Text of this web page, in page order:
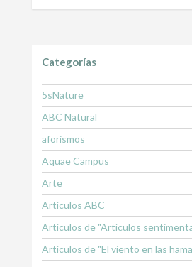
Categorías
5sNature
ABC Natural
aforismos
Aquae Campus
Arte
Artículos ABC
Artículos de "Artículos
Artículos de "El viento en las